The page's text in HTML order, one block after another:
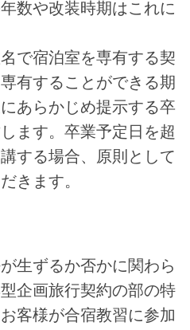
数や改装時期はこれに
で宿泊室を専有する契
有することができる期
あらかじめ提示する卒
ます。卒業予定日を超
する場合、原則として
きます。
生ずるか否かに関わら
企画旅行契約の部の特
客様が合宿教習に参加